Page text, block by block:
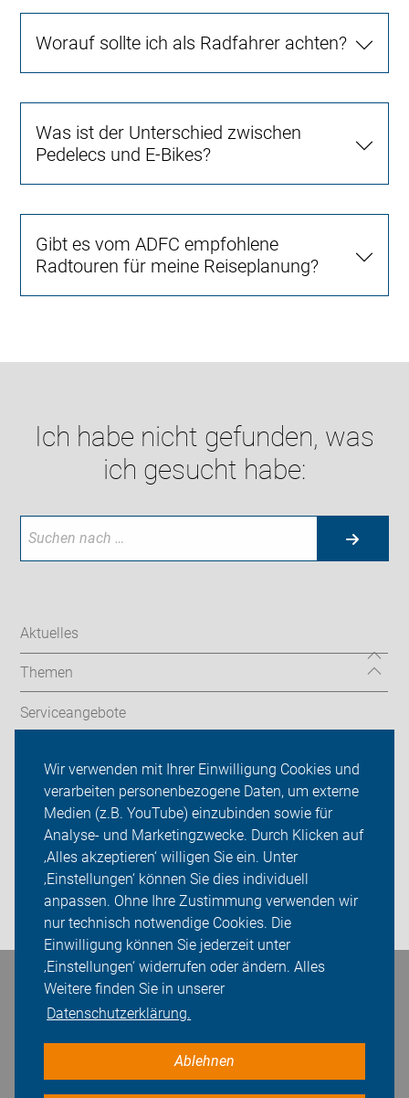
Wir verwenden mit Ihrer Einwilligung Cookies und
verarbeiten personenbezogene Daten, um externe
Medien (z.B. YouTube) einzubinden sowie für
Analyse- und Marketingzwecke. Durch Klicken auf
‚Alles akzeptieren‘ willigen Sie ein. Unter
‚Einstellungen‘ können Sie dies individuell
anpassen. Ohne Ihre Zustimmung verwenden wir
nur technisch notwendige Cookies. Die
Einwilligung können Sie jederzeit unter
‚Einstellungen‘ widerrufen oder ändern. Alles
Weitere finden Sie in unserer
Datenschutzerklärung.
Ablehnen
Worauf sollte ich als Radfahrer achten?
Was ist der Unterschied zwischen
Pedelecs und E-Bikes?
Gibt es vom ADFC empfohlene
Radtouren für meine Reiseplanung?
Ich habe nicht gefunden, was
ich gesucht habe:
Aktuelles
Themen
Serviceangebote
ADFC Vest Recklinghausen
Sei dabei
Presse
Login
Bleiben Sie in Kontakt